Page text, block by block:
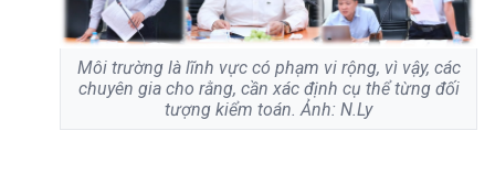
Môi trường là lĩnh vực có phạm vi rộng, vì vậy, các
chuyên gia cho rằng, cần xác định cụ thể từng đối
tượng kiểm toán. Ảnh: N.Ly